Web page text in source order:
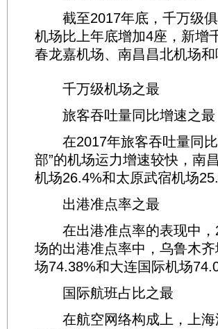
截至2017年底，千万级俱
机场比上年底增加4座，新增
春龙嘉机场、南昌昌北机场
千万级机场之最
旅客吞吐量同比增速之最
在2017年旅客吞吐量同比
部”的机场运力增速较快，南
机场26.4%和太原武宿机场
出港准点率之最
在出港准点率的表现中，
场的出港准点率中，乌鲁木
场74.38%和大连国际机场
国际航班占比之最
在航空网络构成上，上海